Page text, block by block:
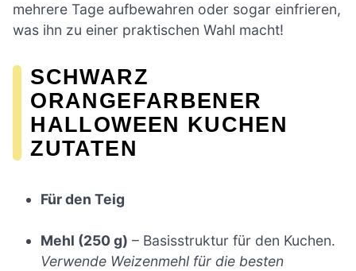
mehrere Tage aufbewahren oder sogar einfrieren,
was ihn zu einer praktischen Wahl macht!
SCHWARZ
ORANGEFARBENER
HALLOWEEN KUCHEN
ZUTATEN
Für den Teig
Mehl (250 g) – Basisstruktur für den Kuchen.
Verwende Weizenmehl für die besten